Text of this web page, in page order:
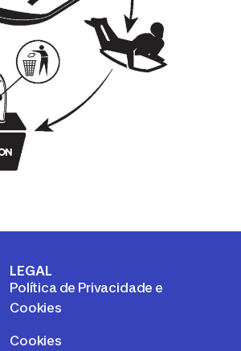
LEGAL
Política de Privacidade e
Cookies
Cookies